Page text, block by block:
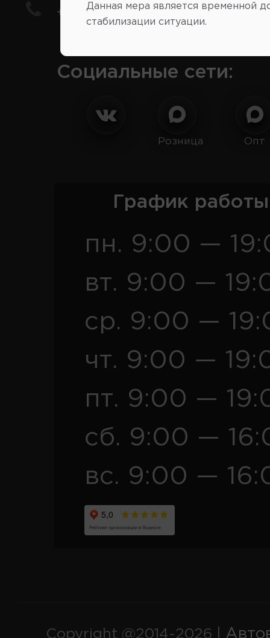
+7(978) 206-206-8
Социальные сети:
Розница Опт
График
пн. 9:00 —
вт. 9:00 —
ср. 9:00 —
чт. 9:00 —
пт. 9:00 —
сб. 9:00 —
вс. 9:00 —
Copyright @2014-2026 |
Данная мера является временной
стабилизации ситуации.